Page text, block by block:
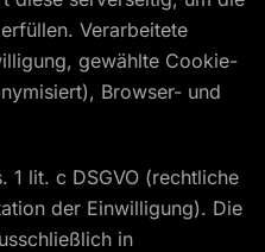
Verarbeitete
gewählte Cookie-
Browser- und
1 lit. c DSGVO (rechtliche
der Einwilligung). Die
in